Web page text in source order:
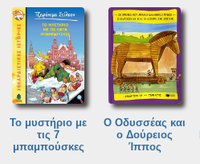
Το μυστήριο με
τις 7
μπαμπούσκες
Ο Οδυσσέας και
ο Δούρειος
Ίππος